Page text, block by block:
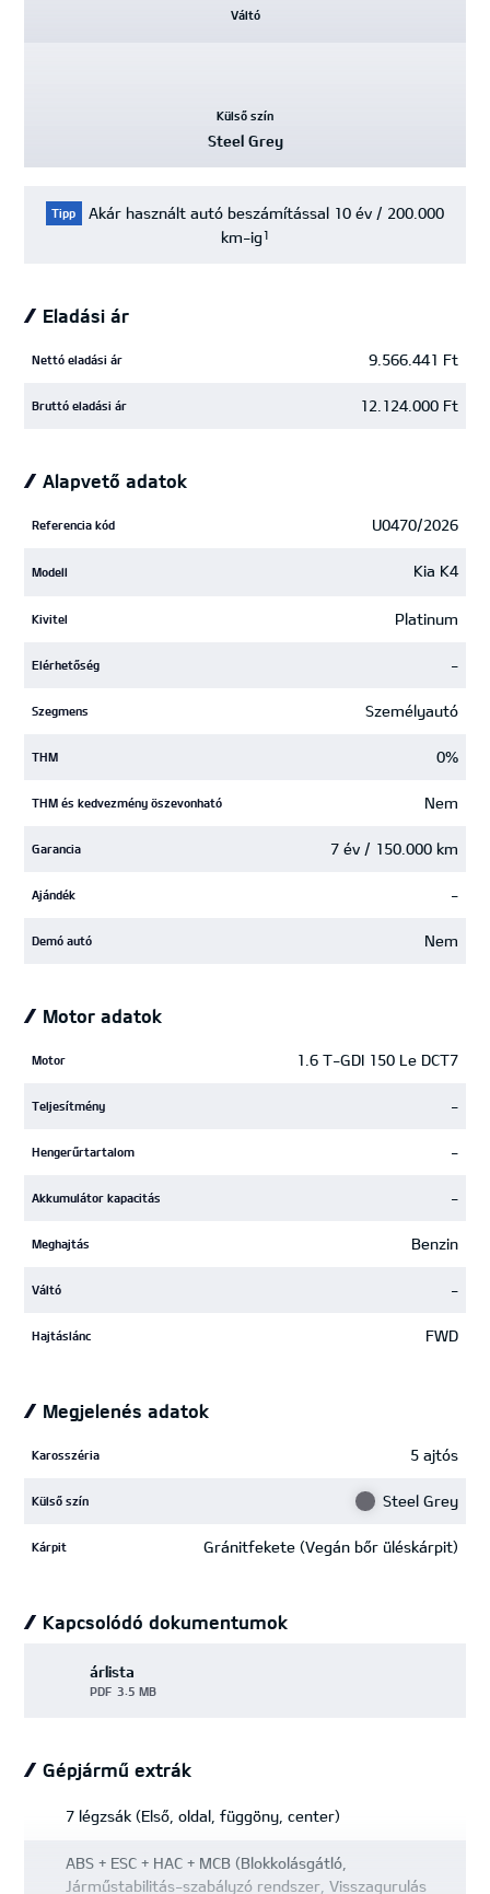
Váltó
Külső szín
Steel Grey
Tipp
Akár használt autó beszámítással 10 év / 200.000
km-ig1
Eladási ár
Nettó eladási ár 9.566.441 Ft
Bruttó eladási ár 12.124.000 Ft
Alapvető adatok
Referencia kód U0470/2026
Modell Kia K4
Kivitel Platinum
Elérhetőség -
Szegmens Személyautó
THM 0%
THM és kedvezmény öszevonható Nem
Garancia 7 év / 150.000 km
Ajándék -
Demó autó Nem
Motor adatok
Motor 1.6 T-GDI 150 Le DCT7
Teljesítmény -
Hengerűrtartalom -
Akkumulátor kapacitás -
Meghajtás Benzin
Váltó -
Hajtáslánc FWD
Megjelenés adatok
Karosszéria 5 ajtós
Külső szín Steel Grey
Kárpit Gránitfekete (Vegán bőr üléskárpit)
Kapcsolódó dokumentumok
árlista
PDF 3.5 MB
Gépjármű extrák
7 légzsák (Első, oldal, függöny, center)
ABS + ESC + HAC + MCB (Blokkolásgátló,
Járműstabilitás-szabályzó rendszer, Visszagurulás